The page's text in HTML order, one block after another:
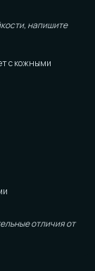
напишите
с кожными
отличия от